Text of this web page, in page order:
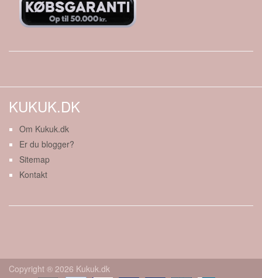
KUKUK.DK
Om Kukuk.dk
Er du blogger?
Sitemap
Kontakt
Copyright ® 2026 Kukuk.dk